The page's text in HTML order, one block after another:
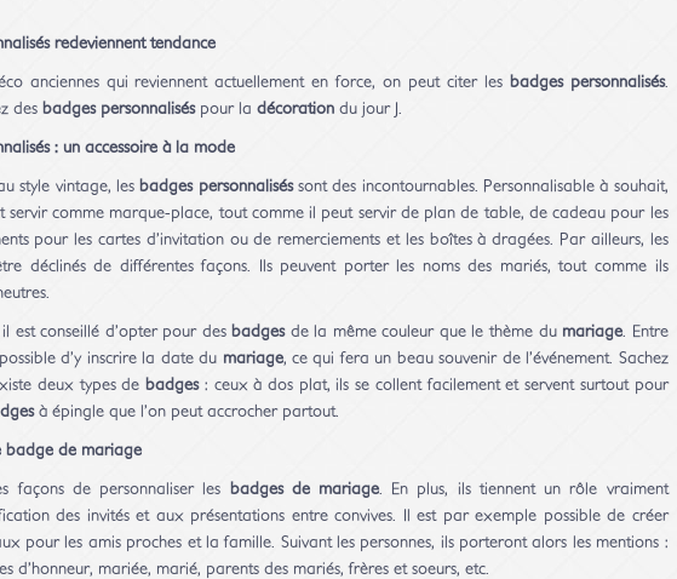
redeviennent tendance
anciennes qui reviennent actuellement en force, on peut citer les badges personnalisés.
des badges personnaliséspour la décoration du jour J.
: un accessoire à la mode
style vintage, les badges personnaliséssont des incontournables. Personnalisable à souhait,
servir comme marque-place, tout comme il peut servir de plan de table, de cadeau pour les
pour les cartes d’invitation ou de remerciements et les boîtes à dragées. Par ailleurs, les
déclinés de différentes façons. Ils peuvent porter les noms des mariés, tout comme ils
il est conseillé d’opter pour desbadgesde la même couleur que le thème du mariage. Entre
d’y inscrire la date du mariage, ce qui fera un beau souvenir de l’événement. Sachez
deux types debadges: ceux à dos plat, ils se collent facilement et servent surtout pour
à épingle que l’on peut accrocher partout.
badge de mariage
façons de personnaliser les badges de mariage. En plus, ils tiennent un rôle vraiment
des invités et aux présentations entre convives. Il est par exemple possible de créer
pour les amis proches et la famille. Suivant les personnes, ils porteront alors les mentions :
d’honneur, mariée, marié, parents des mariés, frères et soeurs, etc.